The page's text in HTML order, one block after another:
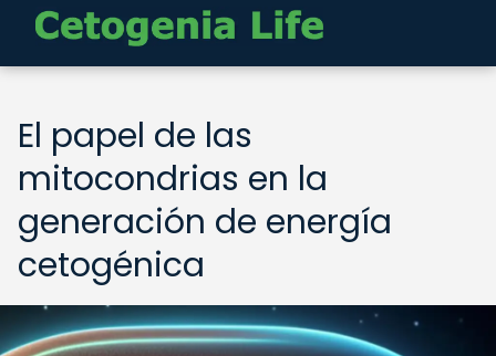
El papel de las
mitocondrias en la
generación de energía
cetogénica